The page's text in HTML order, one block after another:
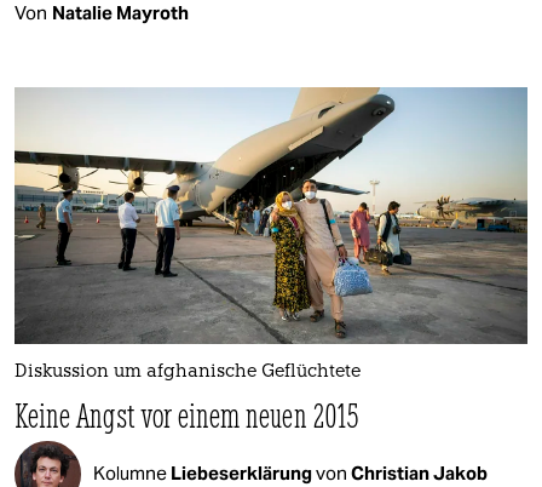
Von Natalie Mayroth
Diskussion um afghanische Geflüchtete
Keine Angst vor einem neuen 2015
Kolumne Liebeserklärungvon Christian Jakob